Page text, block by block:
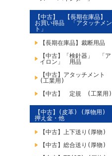
【中古】 【長期在庫品】
お買い得品 「アタッチメン
ト」
【長期在庫品】裁断用品
【中古】「検針器」 「ア
イロン」 用品
【中古】アタッチメント
(工業用)
【中古】 定規 (工業用)
【中古】(皮革) (厚物用)
押え金・他
【中古】上下送り(厚物)
【中古】総合送り(厚物)